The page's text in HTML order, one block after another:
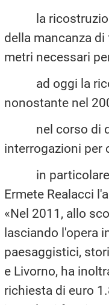
la ricostruzione
della mancanza
metri necessari
ad oggi la
nonostante nel
nel corso di
interrogazioni per
in particolare
Ermete Realacci
«Nel 2011, allo
lasciando l'opera
paesaggistici,
e Livorno, ha
richiesta di euro